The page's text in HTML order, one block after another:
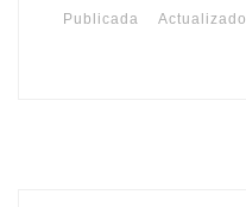
Publicada Actualizado